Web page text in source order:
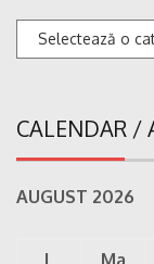
Categorii
CALENDAR /
AUGUST 2026
L Ma